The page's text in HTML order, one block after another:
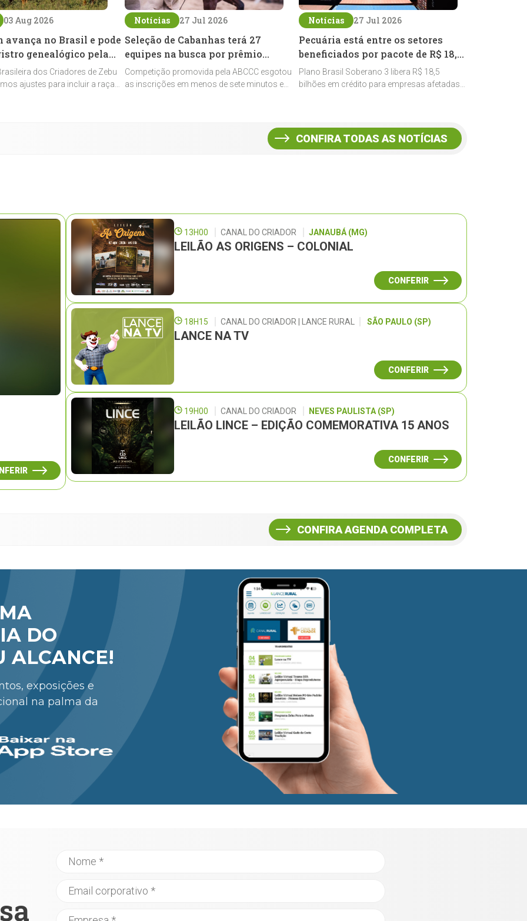
03 Aug 2026
avança no Brasil e pode
genealógico pela
dos Criadores de Zebu
ajustes para incluir a raça
Notícias 27 Jul 2026
Seleção de Cabanhas terá 27
equipes na busca por prêmio
inédito
Competição promovida pela ABCCC esgotou
as inscrições em menos de sete minutos e
Notícias 27 Jul 2026
Pecuária está entre os setores
beneficiados por pacote de R$ 18,5
bilhões contra tarifaço
Plano Brasil Soberano 3 libera R$ 18,5
bilhões em crédito para empresas afetadas
CONFIRA TODAS AS NOTÍCIAS
13H00 CANAL DO CRIADOR JANAUBÁ (MG)
LEILÃO AS ORIGENS – COLONIAL
CONFERIR
18H15 CANAL DO CRIADOR | LANCE RURAL SÃO PAULO (SP)
LANCE NA TV
CONFERIR
19H00 CANAL DO CRIADOR NEVES PAULISTA (SP)
LEILÃO LINCE – EDIÇÃO COMEMORATIVA 15 ANOS
CONFERIR
CONFIRA AGENDA COMPLETA
DO
ALCANCE!
exposições e
na palma da